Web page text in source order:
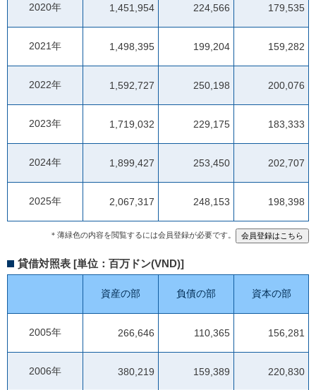
2020年 1,451,954 224,566 179,535
2021年 1,498,395 199,204 159,282
2022年 1,592,727 250,198 200,076
2023年 1,719,032 229,175 183,333
2024年 1,899,427 253,450 202,707
2025年 2,067,317 248,153 198,398
＊薄緑色の内容を閲覧するには会員登録が必要です。
貸借対照表 [単位：百万ドン(VND)]
資産の部 負債の部 資本の部
2005年 266,646 110,365 156,281
2006年 380,219 159,389 220,830